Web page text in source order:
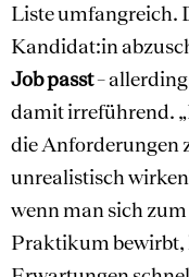
Liste umfangreich.
Kandidat:in
Job passt–
damit irreführend.
die Anforderungen
unrealistisch
wenn man sich
Praktikum bewirbt,